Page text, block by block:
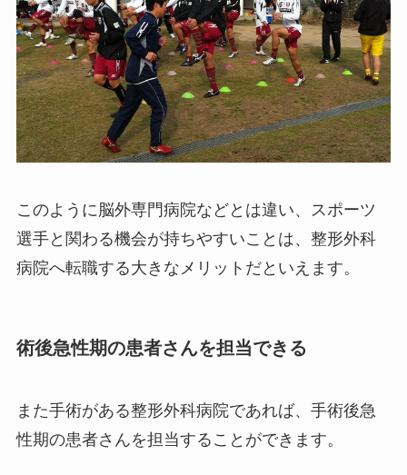
このように脳外専門病院などとは違い、スポーツ
選手と関わる機会が持ちやすいことは、整形外科
病院へ転職する大きなメリットだといえます。
術後急性期の患者さんを担当できる
また手術がある整形外科病院であれば、手術後急
性期の患者さんを担当することができます。